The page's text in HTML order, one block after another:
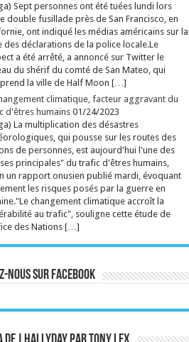
Sept personnes ont été tuées lundi lors
double fusillade près de San Francisco, en
ont indiqué les médias américains sur la
des déclarations de la police locale.Le
a été arrêté, a annoncé sur Twitter le
du shérif du comté de San Mateo, qui
la ville de Half Moon […]
climatique, facteur aggravant du
d'êtres humains 01/24/2023
La multiplication des désastres
qui pousse sur les routes des
de personnes, est aujourd'hui l'une des
principales" du trafic d'êtres humains,
un rapport onusien publié mardi, évoquant
les risques posés par la guerre en
changement climatique accroît la
au trafic", souligne cette étude de
des Nations […]
nous sur Facebook